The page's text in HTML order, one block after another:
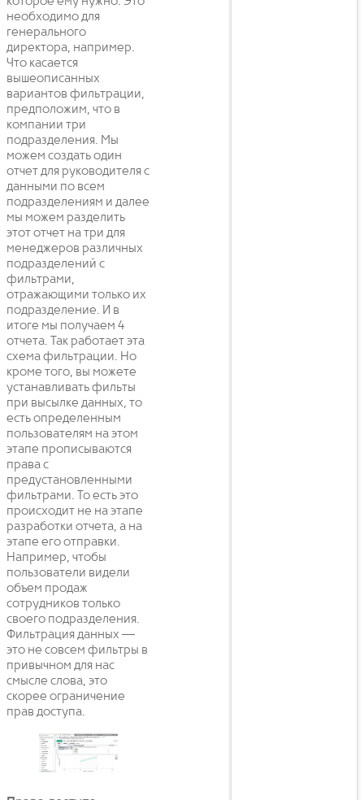
необходимо для
генерального
директора, например.
Что касается
вышеописанных
вариантов фильтрации,
предположим, что в
компании три
подразделения. Мы
можем создать один
отчет для руководителя с
данными по всем
подразделениям и далее
мы можем разделить
этот отчет на три для
менеджеров различных
подразделений с
фильтрами,
отражающими только их
подразделение. И в
итоге мы получаем 4
отчета. Так работает эта
схема фильтрации. Но
кроме того, вы можете
устанавливать фильты
при высылке данных, то
есть определенным
пользователям на этом
этапе прописываются
права с
предустановленными
фильтрами. То есть это
происходит не на этапе
разработки отчета, а на
этапе его отправки.
Например, чтобы
пользователи видели
объем продаж
сотрудников только
своего подразделения.
Фильтрация данных —
это не совсем фильтры в
привычном для нас
смысле слова, это
скорее ограничение
прав доступа.